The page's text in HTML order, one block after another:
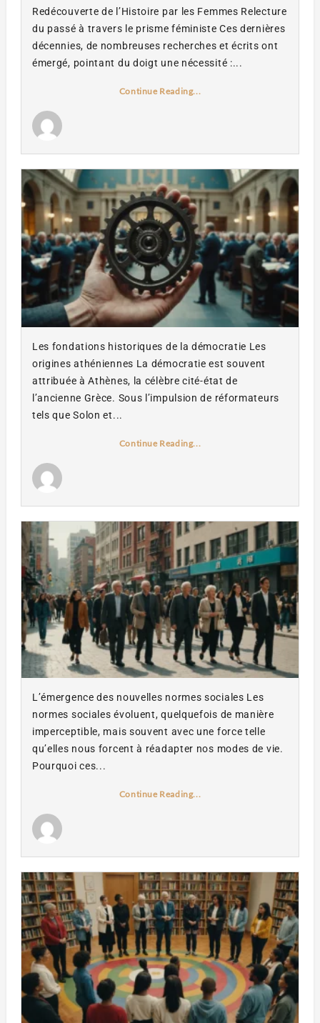
Redécouverte de l’Histoire par les Femmes Relecture
du passé à travers le prisme féministe Ces dernières
décennies, de nombreuses recherches et écrits ont
émergé, pointant du doigt une nécessité :...
Continue Reading...
Les fondations historiques de la démocratie Les
origines athéniennes La démocratie est souvent
attribuée à Athènes, la célèbre cité-état de
l’ancienne Grèce. Sous l’impulsion de réformateurs
tels que Solon et...
Continue Reading...
L’émergence des nouvelles normes sociales Les
normes sociales évoluent, quelquefois de manière
imperceptible, mais souvent avec une force telle
qu’elles nous forcent à réadapter nos modes de vie.
Pourquoi ces...
Continue Reading...